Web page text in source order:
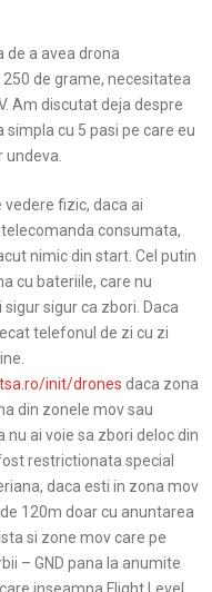
de a avea drona
de grame, necesitatea
Am discutat deja despre
simpla cu 5 pasi pe care eu
fizic, daca ai
consumata,
nimic din start. Cel putin
cu bateriile, care nu
sigur ca zbori. Daca
telefonul de zi cu zi
init/drones daca zona
din zonele mov sau
nu ai voie sa zbori deloc din
restrictionata special
daca esti in zona mov
120m doar cu anuntarea
si zone mov care pe
– GND pana la anumite